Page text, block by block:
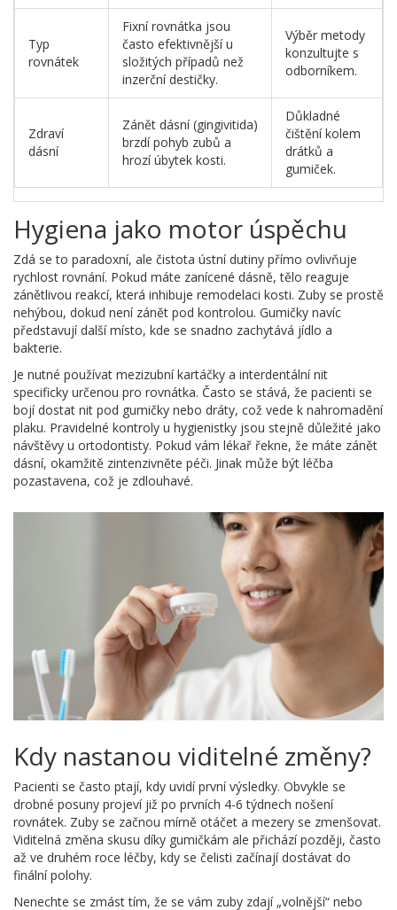
Typ
rovnátek
Fixní rovnátka jsou
často efektivnější u
složitých případů než
inzerční destičky.
Výběr metody
konzultujte s
odborníkem.
Zdraví
dásní
Zánět dásní (gingivitida)
brzdí pohyb zubů a
hrozí úbytek kosti.
Důkladné
čištění kolem
drátků a
gumiček.
Hygiena jako motor úspěchu
Zdá se to paradoxní, ale čistota ústní dutiny přímo ovlivňuje
rychlost rovnání. Pokud máte zanícené dásně, tělo reaguje
zánětlivou reakcí, která inhibuje remodelaci kosti. Zuby se prostě
nehýbou, dokud není zánět pod kontrolou. Gumičky navíc
představují další místo, kde se snadno zachytává jídlo a
bakterie.
Je nutné používat mezizubní kartáčky a interdentální nit
specificky určenou pro rovnátka. Často se stává, že pacienti se
bojí dostat nit pod gumičky nebo dráty, což vede k nahromadění
plaku. Pravidelné kontroly u hygienistky jsou stejně důležité jako
návštěvy u ortodontisty. Pokud vám lékař řekne, že máte zánět
dásní, okamžitě zintenzivněte péči. Jinak může být léčba
pozastavena, což je zdlouhavé.
Kdy nastanou viditelné změny?
Pacienti se často ptají, kdy uvidí první výsledky. Obvykle se
drobné posuny projeví již po prvních 4-6 týdnech nošení
rovnátek. Zuby se začnou mírně otáčet a mezery se zmenšovat.
Viditelná změna skusu díky gumičkám ale přichází později, často
až ve druhém roce léčby, kdy se čelisti začínají dostávat do
finální polohy.
Nenechte se zmást tím, že se vám zuby zdají „volnější“ nebo